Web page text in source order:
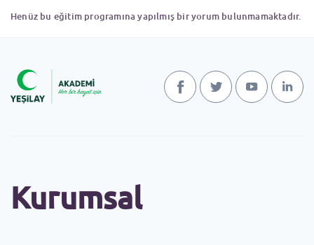
Henüz bu eğitim programına yapılmış bir yorum bulunmamaktadır.
Kurumsal